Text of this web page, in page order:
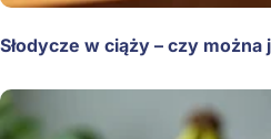
Słodycze w ciąży – czy